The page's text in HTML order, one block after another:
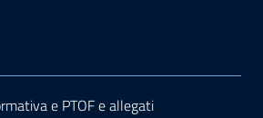
e PTOF e allegati